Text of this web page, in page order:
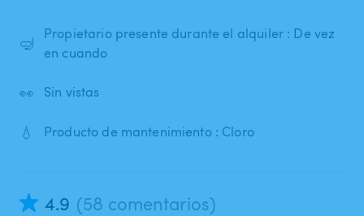
🤿
Propietario presente durante el alquiler : De vez
en cuando
👀 Sin vistas
💧 Producto de mantenimiento : Cloro
4.9 (58 comentarios)